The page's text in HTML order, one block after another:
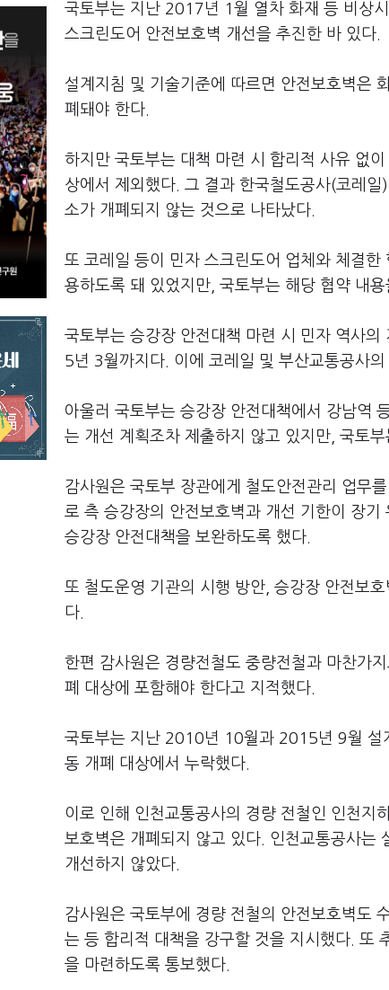
국토부는 지난 2017년 1월 열차 화재 등 비상
스크린도어 안전보호벽 개선을 추진한 바 있다.
설계지침 및 기술기준에 따르면 안전보호벽은
폐돼야 한다.
하지만 국토부는 대책 마련 시 합리적 사유 없
상에서 제외했다. 그 결과 한국철도공사(코레
소가 개폐되지 않는 것으로 나타났다.
또 코레일 등이 민자 스크린도어 업체와 체결
용하도록 돼 있었지만, 국토부는 해당 협약 내용
국토부는 승강장 안전대책 마련 시 민자 역사
5년 3월까지다. 이에 코레일 및 부산교통공사
아울러 국토부는 승강장 안전대책에서 강남역
는 개선 계획조차 제출하지 않고 있지만, 국토
감사원은 국토부 장관에게 철도안전관리 업무
로 측 승강장의 안전보호벽과 개선 기한이 장
승강장 안전대책을 보완하도록 했다.
또 철도운영 기관의 시행 방안, 승강장 안전보
다.
한편 감사원은 경량전철도 중량전철과 마찬가
폐 대상에 포함해야 한다고 지적했다.
국토부는 지난 2010년 10월과 2015년 9월 설
동 개폐 대상에서 누락했다.
이로 인해 인천교통공사의 경량 전철인 인천지
보호벽은 개폐되지 않고 있다. 인천교통공사는
개선하지 않았다.
감사원은 국토부에 경량 전철의 안전보호벽도
는 등 합리적 대책을 강구할 것을 지시했다. 또
을 마련하도록 통보했다.